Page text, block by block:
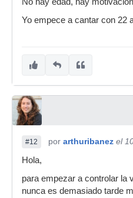
Yo empece a cantar con 22
#12 por arthuribanez el
Hola,
para empezar a controlar la
nunca es demasiado tarde